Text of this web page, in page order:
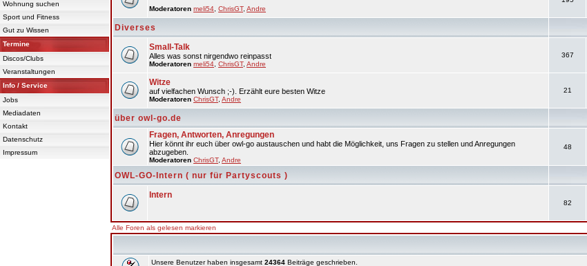
Wohnung suchen
Sport und Fitness
Gut zu Wissen
Termine
Discos/Clubs
Veranstaltungen
Info / Service
Jobs
Mediadaten
Kontakt
Datenschutz
Impressum
Moderatoren meli54 ChrisGT, Andre
Diverses
Small-Talk
Alles was sonst nirgendwo reinpasst
Moderatoren meli54 ChrisGT, Andre
367
Witze
auf vielfachen Wunsch ;-). Erzählt eure besten Witze
Moderatoren ChrisGT, Andre
21
über owl-go.de
Fragen, Antworten, Anregungen
Hier könnt ihr euch über owl-go austauschen und habt die Möglichkeit, uns Fragen zu stellen und Anregungen
abzugeben.
Moderatoren ChrisGT, Andre
48
OWL-GO-Intern ( nur für Partyscouts )
Intern
82
Alle Foren als gelesen markieren
Unsere Benutzer haben insgesamt 24364 Beiträge geschrieben.